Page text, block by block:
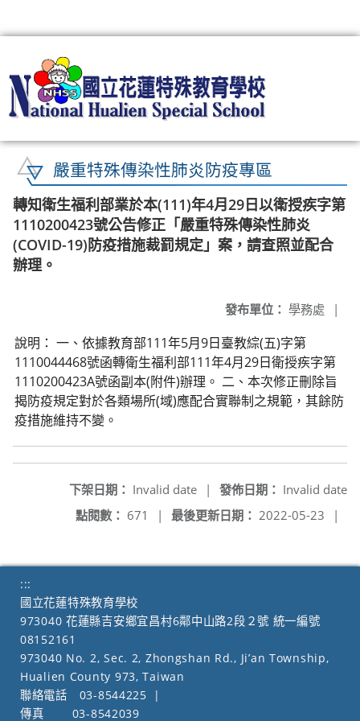
嚴重特殊傳染性肺炎防疫專區
轉知衛生福利部業於本(111)年4月29日以衛授疾字第
1110200423號公告修正「嚴重特殊傳染性肺炎
(COVID-19)防疫措施裁罰規定」案，請查照並配合
辦理。
發布單位： 學務處 |
說明： 一、依據教育部111年5月9日臺教綜(五)字第
1110044468號函轉衛生福利部111年4月29日衛授疾字第
1110200423A號函副本(附件)辦理。 二、本次修正刪除旨
揭防疫規定對於各類場所(域)應配合實聯制之規範，其餘防
疫措施維持不變。
發佈日期： Invalid date
下架日期： Invalid date
|
最後更新日期： 2022-05-23 |
點閱數： 671 |
:::
國立花蓮特殊教育學校
973040 花蓮縣吉安鄉宜昌村6鄰中山路2段２號 統一編號
08152161
973040 No. 2, Sec. 2, Zhongshan Rd., Ji’an Township,
Hualien County 973, Taiwan
聯絡電話
03-8544225
|
傳真
03-8542039